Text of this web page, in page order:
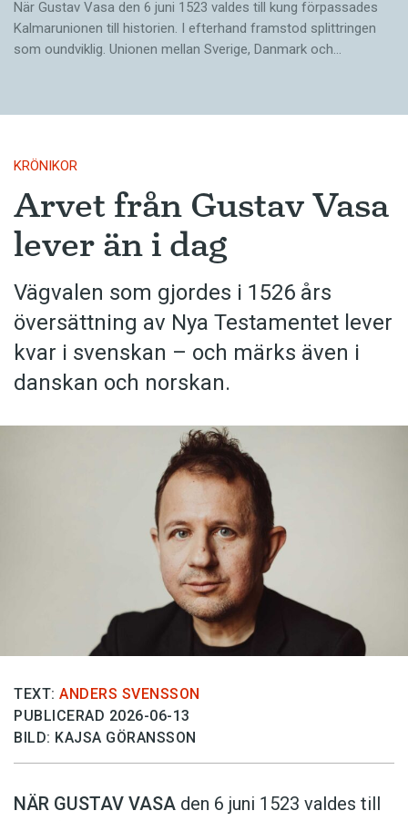
När Gustav Vasa den 6 juni 1523 ­valdes till kung förpassades
Kalmar­unionen till historien. I efterhand framstod splittringen
som ound­viklig. ­Unionen ­mellan Sverige, Danmark och…
KRÖNIKOR
Arvet från Gustav Vasa
lever än i dag
Vägvalen som gjordes i 1526 års
översättning av Nya Testamentet lever
kvar i svenskan – och märks även i
danskan och norskan.
TEXT: ANDERS SVENSSON
PUBLICERAD 2026-06-13
BILD: KAJSA GÖRANSSON
NÄR GUSTAV VASA den 6 juni 1523 ­valdes till